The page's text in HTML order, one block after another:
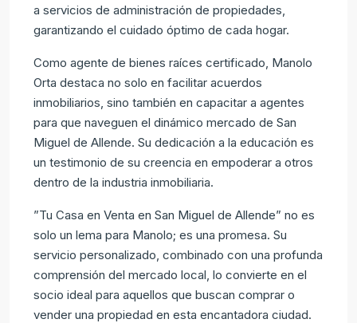
a servicios de administración de propiedades,
garantizando el cuidado óptimo de cada hogar.
Como agente de bienes raíces certificado, Manolo
Orta destaca no solo en facilitar acuerdos
inmobiliarios, sino también en capacitar a agentes
para que naveguen el dinámico mercado de San
Miguel de Allende. Su dedicación a la educación es
un testimonio de su creencia en empoderar a otros
dentro de la industria inmobiliaria.
”Tu Casa en Venta en San Miguel de Allende” no es
solo un lema para Manolo; es una promesa. Su
servicio personalizado, combinado con una profunda
comprensión del mercado local, lo convierte en el
socio ideal para aquellos que buscan comprar o
vender una propiedad en esta encantadora ciudad.